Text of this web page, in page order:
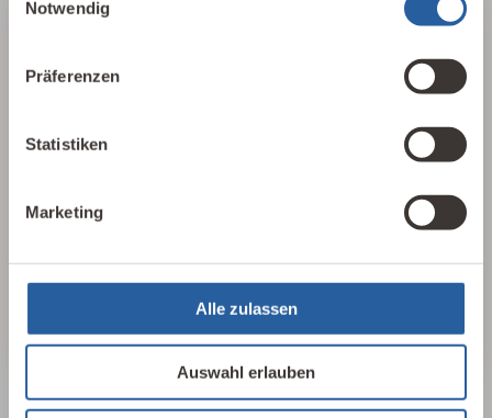
Notwendig
Präferenzen
Statistiken
Marketing
Alle zulassen
Auswahl erlauben
25 Leitlinien
zusammengefasst. In 17 Sprachen, als PDF
25 Leitlinien ansehen